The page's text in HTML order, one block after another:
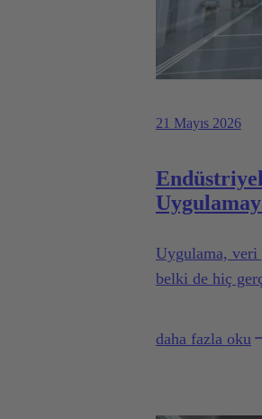
21 Mayıs 2026
Uygulama, veri
belki de hiç
daha fazla oku